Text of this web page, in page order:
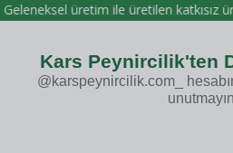
ile üretilen katkısız ürünler bir
Kars Peynircilik'ten
@karspeynircilik.com_